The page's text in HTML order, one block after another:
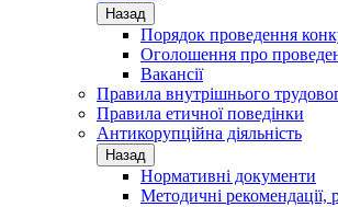
Назад
Порядок проведення
Оголошення про
Вакансії
Правила внутрішнього
Правила етичної поведінки
Антикорупційна діяльність
Назад
Нормативні документи
Методичні рекомендації,